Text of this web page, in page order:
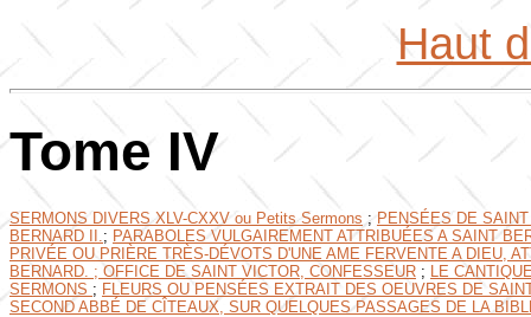
Haut
Tome IV
SERMONS DIVERS XLV-CXXV ou Petits Sermons ; PENSÉES DE
BERNARD II. ; PARABOLES VULGAIREMENT ATTRIBUÉES A SAINT
PRIVÉE OU PRIÈRE TRÈS-DÉVOTS D'UNE AME FERVENTE A DIEU,
BERNARD. ; OFFICE DE SAINT VICTOR, CONFESSEUR ;
LE
SERMONS ; FLEURS OU PENSÉES EXTRAIT DES OEUVRES DE
SECOND ABBÉ DE CÎTEAUX, SUR QUELQUES PASSAGES DE LA